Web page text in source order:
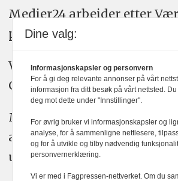
Medier24 arbeider etter
plakatens regler for god
Vi bruker KI-verktøy som
Claude, og Gemini i
Medier24s redaksjon har
ansvar for publisert
uten bruk av kunstig
Dine valg:
Informasjonskapsler og personvern
For å gi deg relevante annonser på vårt
informasjon fra ditt besøk på vårt nettsted.
deg mot dette under "Innstillinger".
For øvrig bruker vi informasjonskapsler og
analyse, for å sammenligne nettlesere,
og for å utvikle og tilby nødvendig
personvernerklæring.
Vi er med i Fagpressen-nettverket. Om du